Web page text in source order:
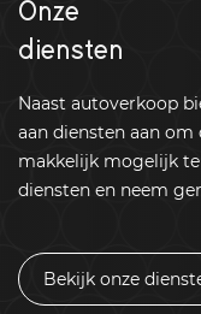
Onze
diensten
Naast autoverkoop
aan diensten aan om
makkelijk mogelijk
diensten en neem
Bekijk onze